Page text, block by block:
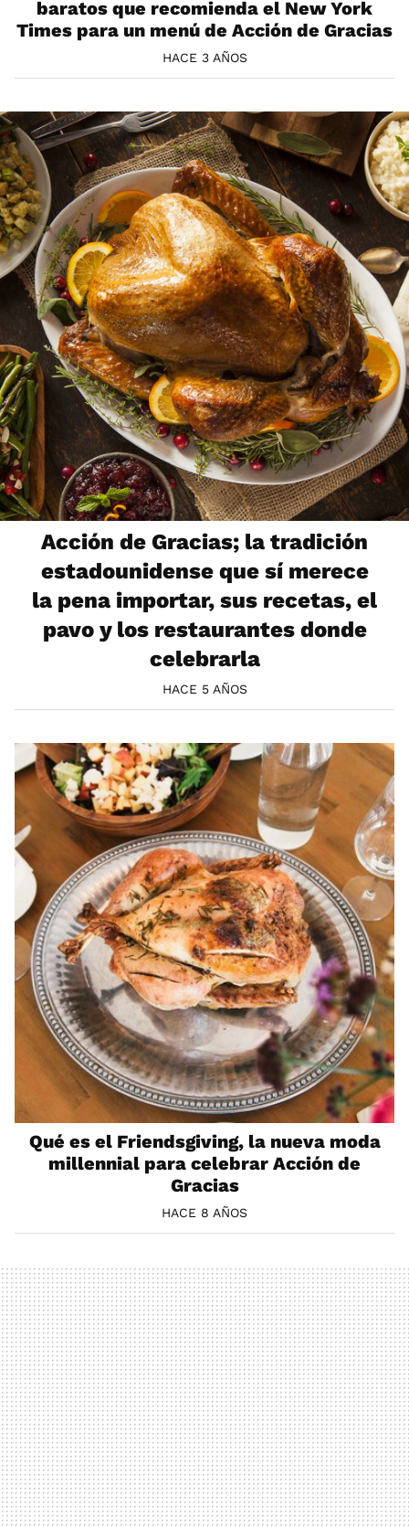
baratos que recomienda el New York
Times para un menú de Acción de Gracias
HACE 3 AÑOS
Acción de Gracias; la tradición
estadounidense que sí merece
la pena importar, sus recetas, el
pavo y los restaurantes donde
celebrarla
HACE 5 AÑOS
Qué es el Friendsgiving, la nueva moda
millennial para celebrar Acción de
Gracias
HACE 8 AÑOS